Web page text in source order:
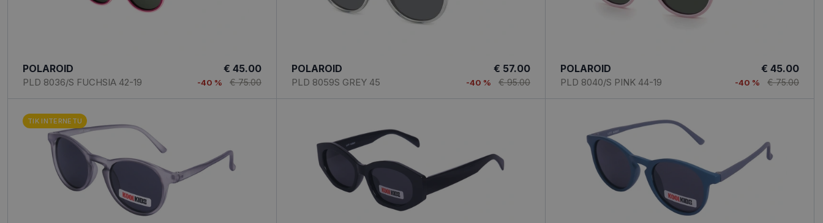
POLAROID
PLD 8036/S FUCHSIA 42-19
€ 45.00
-40 % € 75.00
POLAROID
PLD 8059S GREY 45
€ 57.00
-40 % € 95.00
POLAROID
PLD 8040/S PINK 44-19
€ 45.00
-40 % € 75.00
TIK INTERNETU